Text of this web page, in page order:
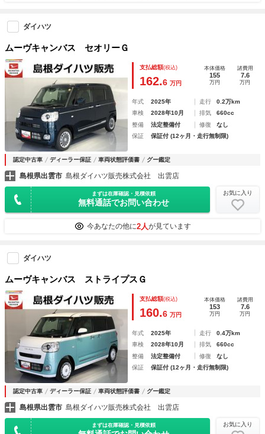
ダイハツ
ムーヴキャンバス セオリーＧ
支払総額(税込)
162.6 万円
本体価格
155
万円
諸費用
7.6
万円
年式 2025年 走行
0.2万km
車検
2028年10月 排気
660cc
整備
法定整備付 修復
なし
保証
保証付 (12ヶ月・走行無制限)
認定中古車 ディーラー保証 車両状態評価書 グー鑑定
島根県出雲市 島根ダイハツ販売株式会社 出雲店
まずは在庫確認・見積依頼
無料通話でお問い合わせ
お気に入り
今あなたの他に2人が見ています
ダイハツ
ムーヴキャンバス ストライプスＧ
支払総額(税込)
160.6 万円
本体価格
153
万円
諸費用
7.6
万円
年式 2025年 走行
0.4万km
車検
2028年10月 排気
660cc
整備
法定整備付 修復
なし
保証
保証付 (12ヶ月・走行無制限)
認定中古車 ディーラー保証 車両状態評価書 グー鑑定
島根県出雲市 島根ダイハツ販売株式会社 出雲店
まずは在庫確認・見積依頼 お気に入り